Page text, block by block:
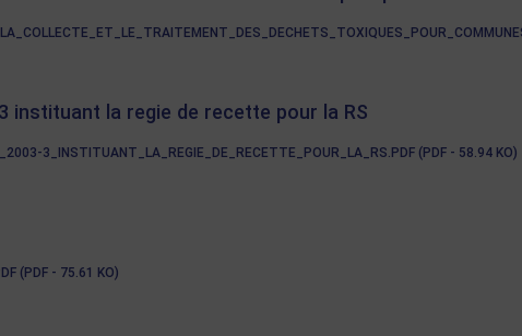
instituant la regie de recette pour la RS
3_INSTITUANT_LA_REGIE_DE_RECETTE_POUR_LA_RS.PDF (PDF - 58.94 KO)
(PDF - 75.61 KO)